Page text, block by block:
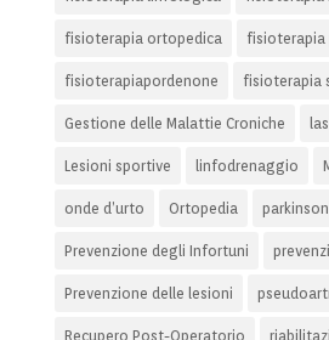
fisioterapia ortopedica fisioterapia
fisioterapiapordenone fisioterapia
Gestione delle Malattie Croniche
Lesioni sportive linfodrenaggio
onde d’urto Ortopedia
Prevenzione degli Infortuni
Prevenzione delle lesioni
Recupero Post-Operatorio